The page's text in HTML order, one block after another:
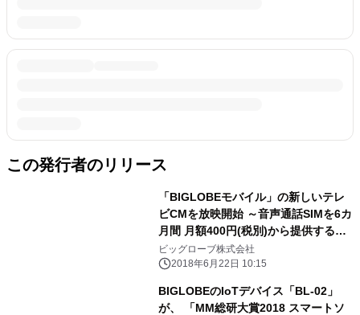
この発行者のリリース
「BIGLOBEモバイル」の新しいテレ
ビCMを放映開始 ～音声通話SIMを6カ
月間 月額400円(税別)から提供する特
典を実施～
ビッグローブ株式会社
2018年6月22日 10:15
BIGLOBEのIoTデバイス「BL-02」
が、 「MM総研大賞2018 スマートソ